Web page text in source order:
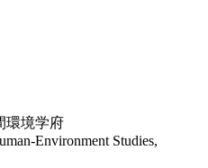
環境学府
Environment Studies,